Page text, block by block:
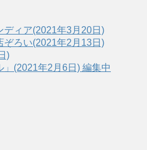
ディア(2021年3月20日)
ぞろい(2021年2月13日)
)
(2021年2月6日) 編集中